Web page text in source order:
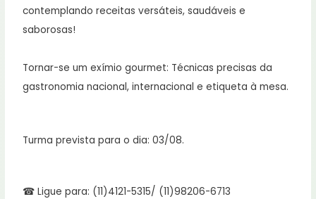
contemplando receitas versáteis, saudáveis e
saborosas!
Tornar-se um exímio gourmet: Técnicas precisas da
gastronomia nacional, internacional e etiqueta à mesa.
Turma prevista para o dia: 03/08.
☎ Ligue para: (11)4121-5315/ (11)98206-6713